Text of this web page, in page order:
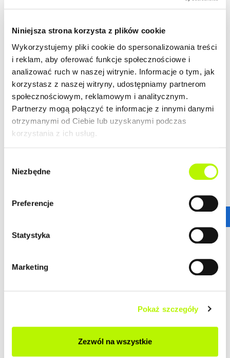
Niniejsza strona korzysta z plików cookie
Wykorzystujemy pliki cookie do spersonalizowania treści
i reklam, aby oferować funkcje społecznościowe i
analizować ruch w naszej witrynie. Informacje o tym, jak
korzystasz z naszej witryny, udostępniamy partnerom
społecznościowym, reklamowym i analitycznym.
Partnerzy mogą połączyć te informacje z innymi danymi
otrzymanymi od Ciebie lub uzyskanymi podczas
korzystania z ich usług.
zgody
Niezbędne
Preferencje
Statystyka
Marketing
Pokaż szczegóły
Zezwól na wszystkie
DOWIEDZ SIĘ WIĘCEJ O LOKALIZACJI
ZALETY LOKALIZACJI
lokalizacja w centrum
nowoczesna architektura
piękne widoki na Rzeszów
GALERIA